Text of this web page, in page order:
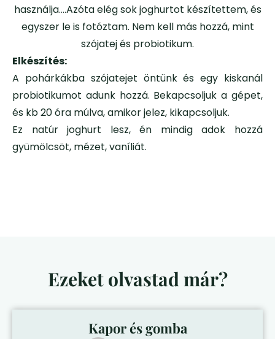
használja….Azóta elég sok joghurtot készítettem, és
egyszer le is fotóztam. Nem kell más hozzá, mint
szójatej és probiotikum.
Elkészítés:
A pohárkákba szójatejet öntünk és egy kiskanál
probiotikumot adunk hozzá. Bekapcsoljuk a gépet,
és kb 20 óra múlva, amikor jelez, kikapcsoljuk.
Ez natúr joghurt lesz, én mindig adok hozzá
gyümölcsöt, mézet, vaníliát.
Ezeket olvastad már?
Kapor és gomba